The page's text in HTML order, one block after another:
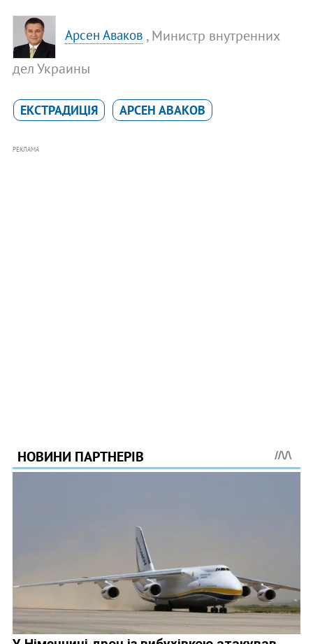
Арсен Аваков , Министр внутренних
дел Украины
ЕКСТРАДИЦІЯ АРСЕН АВАКОВ
РЕКЛАМА